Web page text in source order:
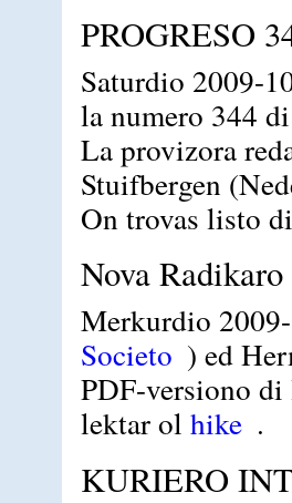
PROGRESO
Saturdio 2009-
la numero 344
La provizora
Stuifbergen
On trovas listo
Nova
Merkurdio
Societo ) ed
PDF-versiono di
lektar ol hike .
KURIERO